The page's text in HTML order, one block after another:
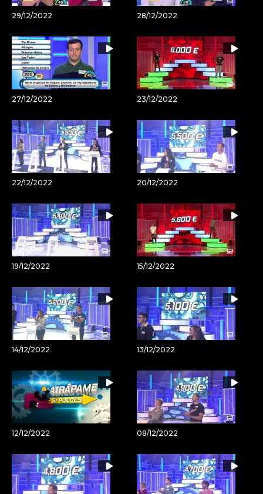
29/12/2022 28/12/2022
27/12/2022 23/12/2022
22/12/2022 20/12/2022
19/12/2022 15/12/2022
14/12/2022 13/12/2022
12/12/2022 08/12/2022